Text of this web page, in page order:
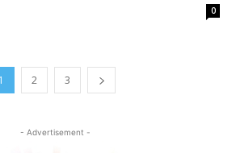
0
1 2 3
- Advertisement -